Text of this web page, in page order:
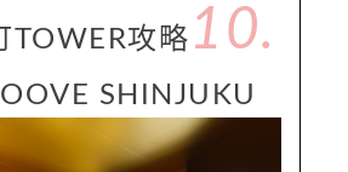
TOWER攻略 10.
SHINJUKU